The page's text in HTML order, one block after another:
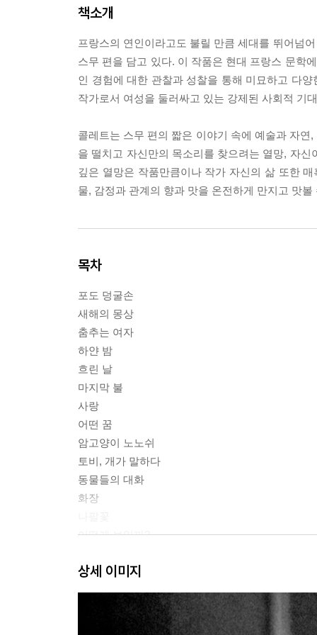
책소개
프랑스의 연인이라고도 불릴 만큼 세대를 뛰어넘
스무 편을 담고 있다. 이 작품은 현대 프랑스 문학
인 경험에 대한 관찰과 성찰을 통해 미묘하고 다
작가로서 여성을 둘러싸고 있는 강제된 사회적 기
콜레트는 스무 편의 짧은 이야기 속에 예술과 자
을 떨치고 자신만의 목소리를 찾으려는 열망, 자
깊은 열망은 작품만큼이나 작가 자신의 삶 또한
물, 감정과 관계의 향과 맛을 온전하게 만지고 맛
목차
포도 덩굴손
새해의 몽상
춤추는 여자
하얀 밤
흐린 날
마지막 불
사랑
어떤 꿈
암고양이 노노쉬
토비, 개가 말하다
동물들의 대화
화장
어떻게 보일까?
거울
노래하는 귀부인
솜므 만에서
상세 이미지